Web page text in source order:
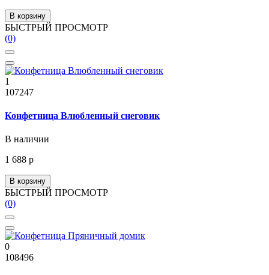
В корзину
БЫСТРЫЙ ПРОСМОТР
(0)
1
107247
Конфетница Влюбленный снеговик
В наличии
1 688 р
В корзину
БЫСТРЫЙ ПРОСМОТР
(0)
0
108496